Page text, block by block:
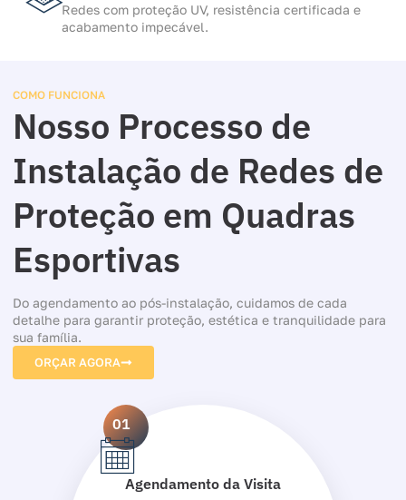
Redes com proteção UV, resistência certificada e
acabamento impecável.
COMO FUNCIONA
Nosso Processo de
Instalação de Redes de
Proteção em Quadras
Esportivas
Do agendamento ao pós-instalação, cuidamos de cada
detalhe para garantir proteção, estética e tranquilidade para
sua família.
ORÇAR AGORA
01
Agendamento da Visita